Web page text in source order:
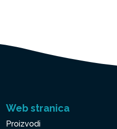
Web stranica
Proizvodi